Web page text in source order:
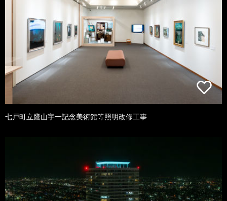
七戸町立鷹山宇一記念美術館等照明改修工事